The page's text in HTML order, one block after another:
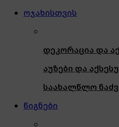
ოჯახისთვის
დეკორაცია და
აუზები და
საახალწლო
წიგნები